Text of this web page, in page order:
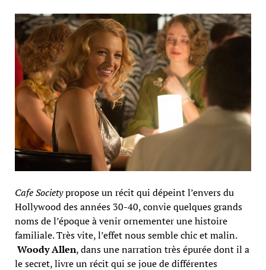
Cafe Societypropose un récit qui dépeint l’envers du
Hollywood des années 30-40, convie quelques grands
noms de l’époque à venir ornementer une histoire
familiale. Très vite, l’effet nous semble chic et malin.
Woody Allen, dans une narration très épurée dont il a
le secret, livre un récit qui se joue de différentes